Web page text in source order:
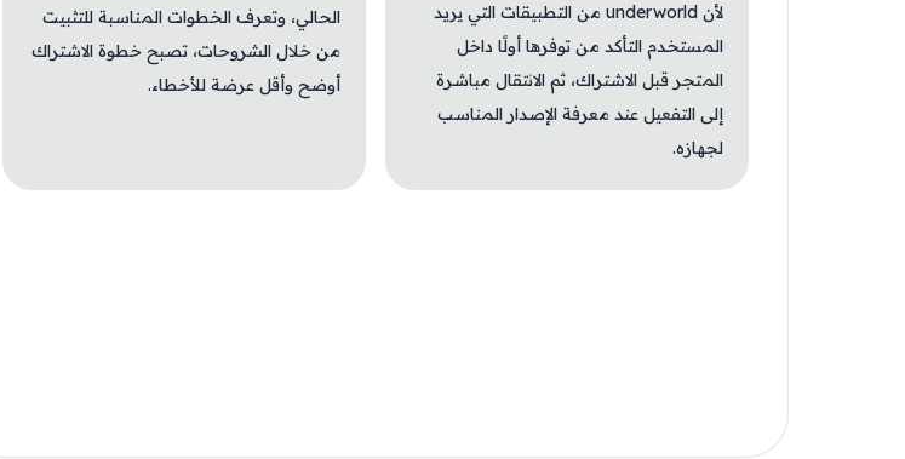
لأن underworld من التطبيقات التي يريد
المستخدم التأكد من توفرها أولًا داخل
المتجر قبل الاشتراك، ثم الانتقال مباشرة
إلى التفعيل عند معرفة الإصدار المناسب
لجهازه.
الحالي، وتعرف الخطوات المناسبة للتثبيت
من خلال الشروحات، تصبح خطوة الاشتراك
أوضح وأقل عرضة للأخطاء.